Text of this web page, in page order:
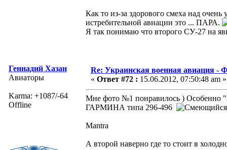
Как то из-за здорового смеха над
истребительной авиации это ... ПАРА.
Я так понимаю что второго СУ-27 на
Геннадий Хазан
Авиаторы
Karma: +1087/-64
Offline
Re: Украинская военная авиация -
« Ответ #72 : 15.06.2012, 07:50:48 am »
Мне фото №1 понравилось ) Особенно
ГАРМИНА типа 296-496
Mantra
А второй наверно где то стоит в